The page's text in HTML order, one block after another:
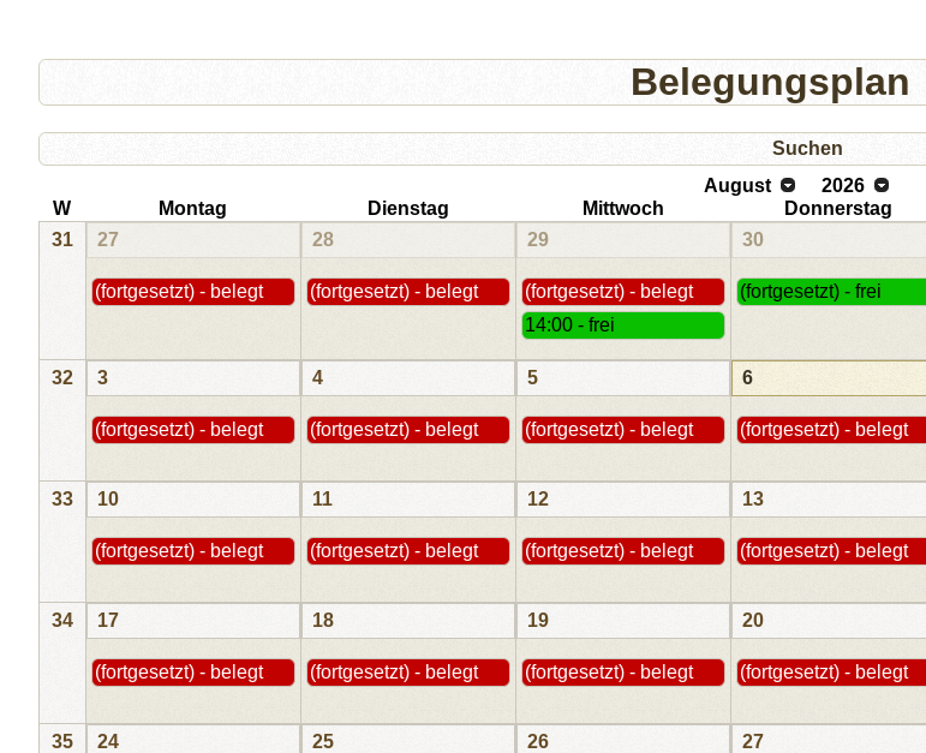
Belegungsplan
Suchen
August
2026
W
Montag Dienstag Mittwoch Donnerstag
31
27
(fortgesetzt) - belegt
28
(fortgesetzt) - belegt
29
(fortgesetzt) - belegt
14:00 - frei
30
(fortgesetzt) - frei
32 3
(fortgesetzt) - belegt
4
(fortgesetzt) - belegt
5
(fortgesetzt) - belegt
6
(fortgesetzt) - belegt
33 10
(fortgesetzt) - belegt
11
(fortgesetzt) - belegt
12
(fortgesetzt) - belegt
13
(fortgesetzt) - belegt
34 17
(fortgesetzt) - belegt
18
(fortgesetzt) - belegt
19
(fortgesetzt) - belegt
20
(fortgesetzt) - belegt
35 24 25 26 27